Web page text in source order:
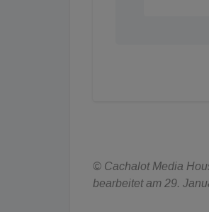
© Cachalot Media
bearbeitet am 29.